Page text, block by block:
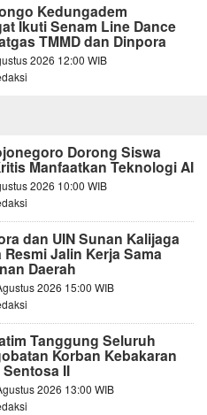
Kedungadem
Ikuti Senam Line Dance
TMMD dan Dinpora
2026 12:00 WIB
Dorong Siswa
Manfaatkan Teknologi AI
2026 10:00 WIB
dan UIN Sunan Kalijaga
Jalin Kerja Sama
Daerah
2026 15:00 WIB
Tanggung Seluruh
Korban Kebakaran
II
2026 13:00 WIB